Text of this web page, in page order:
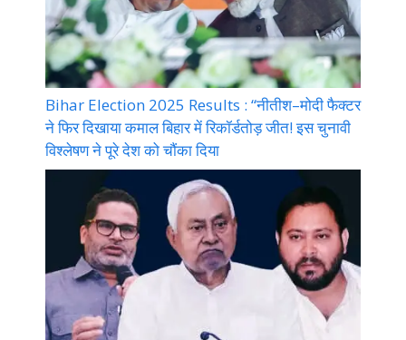
Bihar Election 2025 Results : “नीतीश–मोदी फैक्टर
ने फिर दिखाया कमाल बिहार में रिकॉर्डतोड़ जीत! इस चुनावी
विश्लेषण ने पूरे देश को चौंका दिया